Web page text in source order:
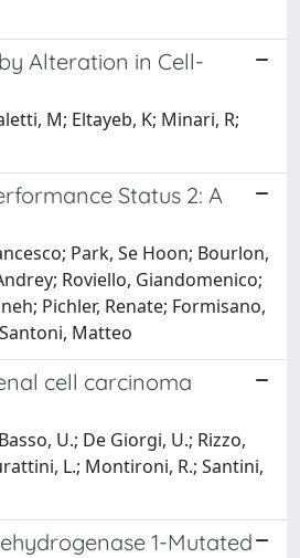
Alteration in Cell-
M; Eltayeb, K; Minari, R;
Status 2: A
Park, Se Hoon; Bourlon,
Roviello, Giandomenico;
Pichler, Renate; Formisano,
Matteo
cell carcinoma
U.; De Giorgi, U.; Rizzo,
L.; Montironi, R.; Santini,
1-Mutated